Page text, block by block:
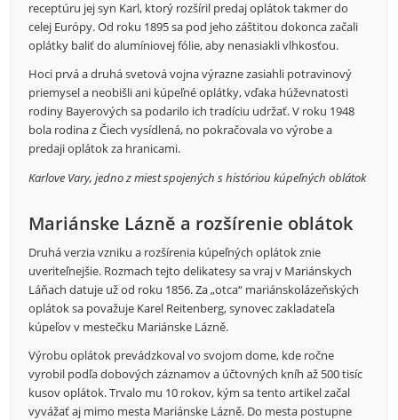
receptúru jej syn Karl, ktorý rozšíril predaj oplátok takmer do
celej Európy. Od roku 1895 sa pod jeho záštitou dokonca začali
oplátky baliť do alumíniovej fólie, aby nenasiakli vlhkosťou.
Hoci prvá a druhá svetová vojna výrazne zasiahli potravinový
priemysel a neobišli ani kúpeľné oplátky, vďaka húževnatosti
rodiny Bayerových sa podarilo ich tradíciu udržať. V roku 1948
bola rodina z Čiech vysídlená, no pokračovala vo výrobe a
predaji oplátok za hranicami.
Karlove Vary, jedno z miest spojených s históriou kúpeľných oblátok
Mariánske Lázně a rozšírenie oblátok
Druhá verzia vzniku a rozšírenia kúpeľných oplátok znie
uveriteľnejšie. Rozmach tejto delikatesy sa vraj v Mariánskych
Láňach datuje už od roku 1856. Za „otca“ mariánskolázeňských
oplátok sa považuje Karel Reitenberg, synovec zakladateľa
kúpeľov v mestečku Mariánske Lázně.
Výrobu oplátok prevádzkoval vo svojom dome, kde ročne
vyrobil podľa dobových záznamov a účtovných kníh až 500 tisíc
kusov oplátok. Trvalo mu 10 rokov, kým sa tento artikel začal
vyvážať aj mimo mesta Mariánske Lázně. Do mesta postupne